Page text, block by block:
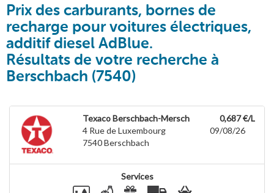
Prix des carburants, bornes de
recharge pour voitures électriques,
additif diesel AdBlue.
Résultats de votre recherche à
Berschbach (7540)
Texaco Berschbach-Mersch
4 Rue de Luxembourg
7540Berschbach
0,687 €/L
09/08/26
Services